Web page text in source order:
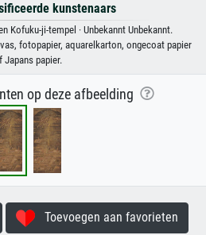
kunstenaars
Kofuku-ji-tempel · Unbekannt Unbekannt.
fotopapier, aquarelkarton, ongecoat papier
Japans papier.
op deze afbeelding
Toevoegen aan favorieten